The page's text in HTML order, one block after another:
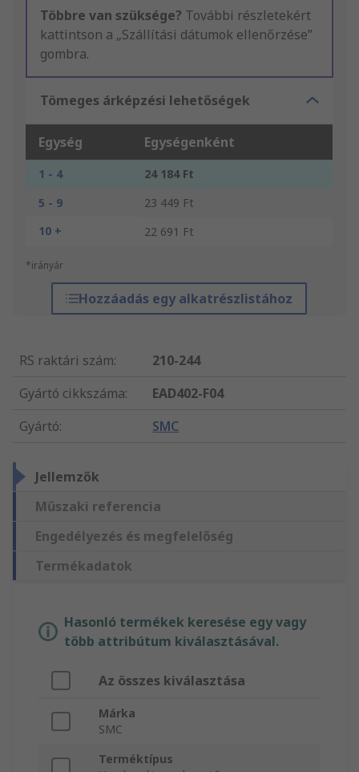
Többre van szüksége? További részletekért
kattintson a „Szállítási dátumok ellenőrzése”
gombra.
Tömeges árképzési lehetőségek
Egység Egységenként
1 - 4
24 184 Ft
5 - 9
23 449 Ft
10 +
22 691 Ft
*irányár
Hozzáadás egy alkatrészlistához
RS raktári szám:
210-244
Gyártó cikkszáma:
EAD402-F04
Gyártó: SMC
Jellemzők
Műszaki referencia
Engedélyezés és megfelelőség
Termékadatok
Hasonló termékek keresése egy vagy
több attribútum kiválasztásával.
Az összes kiválasztása
Márka
SMC
Terméktípus